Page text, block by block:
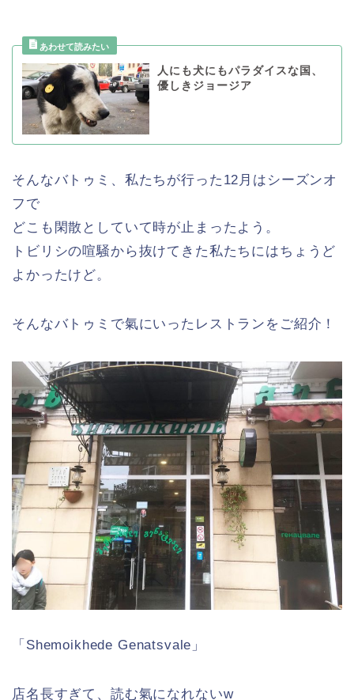
人にも犬にもパラダイスな国、
優しきジョージア
そんなバトゥミ、私たちが行った12月はシーズンオ
フで
どこも閑散としていて時が止まったよう。
トビリシの喧騒から抜けてきた私たちにはちょうど
よかったけど。
そんなバトゥミで氣にいったレストランをご紹介！
「Shemoikhede Genatsvale」
店名長すぎて、読む氣になれないw